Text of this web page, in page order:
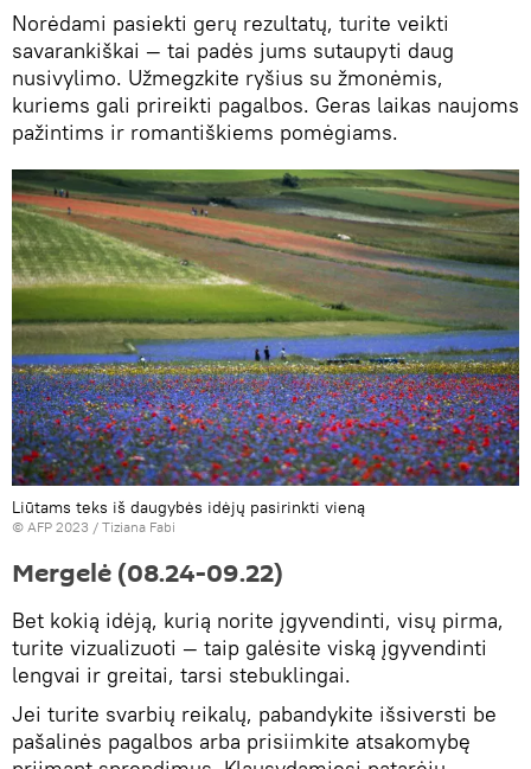
Norėdami pasiekti gerų rezultatų, turite veikti
savarankiškai — tai padės jums sutaupyti daug
nusivylimo. Užmegzkite ryšius su žmonėmis,
kuriems gali prireikti pagalbos. Geras laikas naujoms
pažintims ir romantiškiems pomėgiams.
Liūtams teks iš daugybės idėjų pasirinkti vieną
© AFP 2023 / Tiziana Fabi
Mergelė (08.24-09.22)
Bet kokią idėją, kurią norite įgyvendinti, visų pirma,
turite vizualizuoti — taip galėsite viską įgyvendinti
lengvai ir greitai, tarsi stebuklingai.
Jei turite svarbių reikalų, pabandykite išsiversti be
pašalinės pagalbos arba prisiimkite atsakomybę